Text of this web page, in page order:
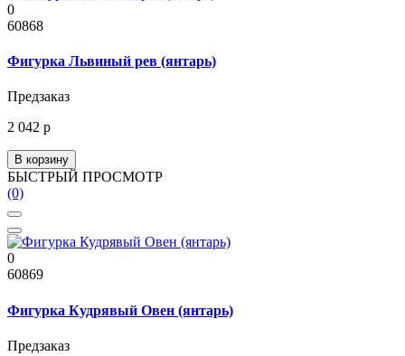
0
60868
Фигурка Львиный рев (янтарь)
Предзаказ
2 042 р
В корзину
БЫСТРЫЙ ПРОСМОТР
(0)
0
60869
Фигурка Кудрявый Овен (янтарь)
Предзаказ